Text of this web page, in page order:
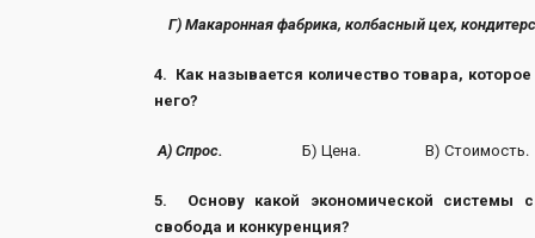
Г) Макаронная фабрика, колбасный цех,
4. Как называется количество товара,
него?
А) Спрос. Б) Цена. В) Стоимость. Г)
5. Основу какой экономической системы
свобода и конкуренция?